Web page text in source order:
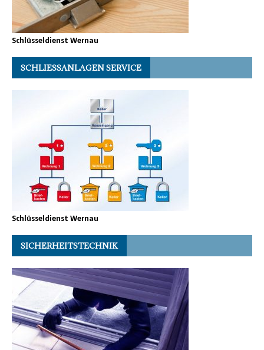
Schlüsseldienst Wernau
SCHLIESSANLAGEN SERVICE
Schlüsseldienst Wernau
SICHERHEITSTECHNIK